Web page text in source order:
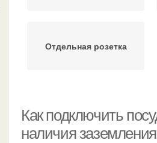
Отдельная розетка
Как подключить
наличия